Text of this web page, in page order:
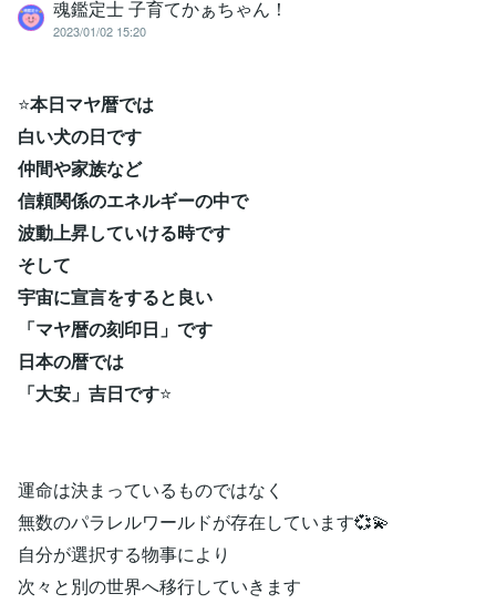
魂鑑定士 子育てかぁちゃん！
2023/01/02 15:20
⭐本日マヤ暦では
白い犬の日です
仲間や家族など
信頼関係のエネルギーの中で
波動上昇していける時です
そして
宇宙に宣言をすると良い
「マヤ暦の刻印日」です
日本の暦では
「大安」吉日です⭐
運命は決まっているものではなく
無数のパラレルワールドが存在しています💞💫
自分が選択する物事により
次々と別の世界へ移行していきます